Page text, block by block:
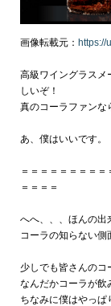
画像転載元： https://
高級ワイングラスメ
しいぞ！
真のコーラファンな
あ、僕はいいです。
＝＝＝＝＝＝＝＝
＝＝＝＝
へへ、、、ほんの出
コーラの知らない側
少しでも皆さんのコ
なんだかコーラが飲
ちなみに僕はやっぱ